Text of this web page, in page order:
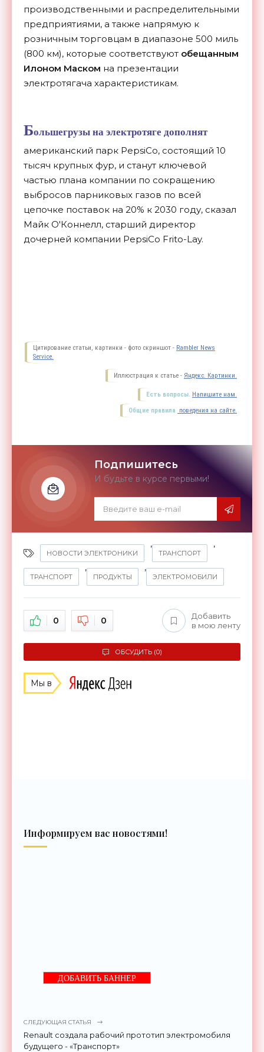
производственными и распределительными
предприятиями, а также напрямую к
розничным торговцам в диапазоне 500 миль
(800 км), которые соответствуют обещанным
Илоном Маском на презентации
электротягача характеристикам.
Большегрузы на электротяге дополнят
американский парк PepsiCo, состоящий 10
тысяч крупных фур, и станут ключевой
частью плана компании по сокращению
выбросов парниковых газов по всей
цепочке поставок на 20% к 2030 году, сказал
Майк О'Коннелл, старший директор
дочерней компании PepsiCo Frito-Lay.
Цитирование статьи, картинки - фото скриншот - Rambler News
Service.
Иллюстрация к статье - Яндекс. Картинки.
Есть вопросы. Напишите нам.
Общие правила поведения на сайте.
Подпишитесь
И будьте в курсе первыми!
НОВОСТИ ЭЛЕКТРОНИКИ
,
ТРАНСПОРТ
,
ТРАНСПОРТ
,
ПРОДУКТЫ
,
ЭЛЕКТРОМОБИЛИ
0 0
Добавить
в мою ленту
ОБСУДИТЬ (0)
Мы в
Информируем вас новостями!
ДОБАВИТЬ БАННЕР
СЛЕДУЮЩАЯ СТАТЬЯ
Renault создала рабочий прототип электромобиля
будущего - «Транспорт»